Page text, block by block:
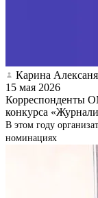
Карина
15 мая 2026
Корреспонденты
конкурса
В этом году
номинациях